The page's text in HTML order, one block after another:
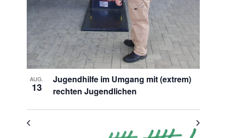
AUG.
13
Jugendhilfe im Umgang mit (extrem)
rechten Jugendlichen